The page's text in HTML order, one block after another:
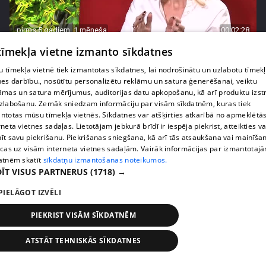
pirms 5 gadiem, 1 mēneša 00:02:28
Lieckalniņa par attiecībām: spārītes nevar
2. epizode
pirms 5 gadiem, 1 mēneša
Ieva Brante atklāti par mazdēliņa zaudēšanu
vietne izmanto sīkdatnes
tīmekļa vietnē tiek izmantotas sīkdatnes, lai nodrošinātu un uzlabotu
darbību., nosūtītu personalizētu reklāmu un satura ģenerēšanai, veiktu
un satura mērījumus, auditorijas datu apkopošanu, kā arī produktu
Zemāk sniedzam informāciju par visām sīkdatnēm, kuras tiek
mūsu tīmekļa vietnēs. Sīkdatnes var atšķirties atkarībā no
vietnes sadaļas. Lietotājam jebkurā brīdī ir iespēja piekrist, atteikties
savu piekrišanu. Piekrišanas sniegšana, kā arī tās atsaukšana vai
uz visām interneta vietnes sadaļām. Vairāk informācijas par
skatīt sīkdatņu izmantošanas noteikumos.
VISUS PARTNERUS (1718) →
IZVĒLI
PIEKRIST VISĀM SĪKDATNĒM
ATSTĀT TEHNISKĀS SĪKDATNES